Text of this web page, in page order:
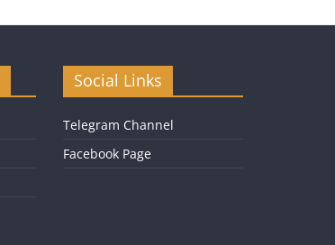
Social Links
Telegram Channel
Facebook Page